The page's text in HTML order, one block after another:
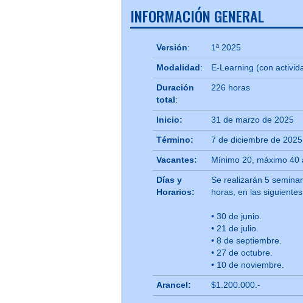
INFORMACIÓN GENERAL
Versión: 1ª 2025
Modalidad : E-Learning (con
Duración
total :
226 horas
Inicio: 31 de marzo de 2025
Término: 7 de diciembre de 2025
Vacantes: Mínimo 20, máximo 40
Días y
Horarios:
Se realizarán 5
horas, en las
• 30 de junio.
• 21 de julio.
• 8 de septiembre.
• 27 de octubre.
• 10 de noviembre.
Arancel: $1.200.000.-